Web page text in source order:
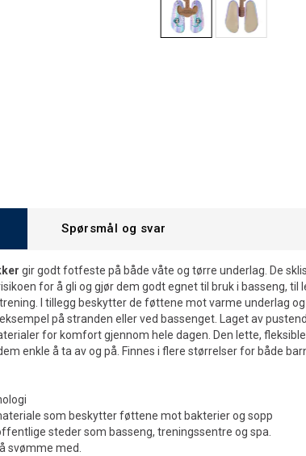
Spørsmål og svar
gir godt fotfeste på både våte og tørre underlag. De
for å gli og gjør dem godt egnet til bruk i basseng, til
I tillegg beskytter de føttene mot varme underlag
på stranden eller ved bassenget. Laget av
for komfort gjennom hele dagen. Den lette, fleksible
enkle å ta av og på. Finnes i flere størrelser for både
som beskytter føttene mot bakterier og sopp
steder som basseng, treningssentre og spa.
svømme med.